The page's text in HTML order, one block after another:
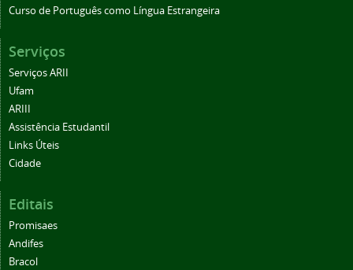
Curso de Português como Língua Estrangeira
Serviços
Serviços ARII
Ufam
ARIII
Assistência Estudantil
Links Úteis
Cidade
Editais
Promisaes
Andifes
Bracol